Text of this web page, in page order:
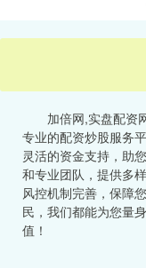
加倍网,实盘配资
专业的配资炒股服务
灵活的资金支持，助
和专业团队，提供多
风控机制完善，保障
民，我们都能为您量
值！